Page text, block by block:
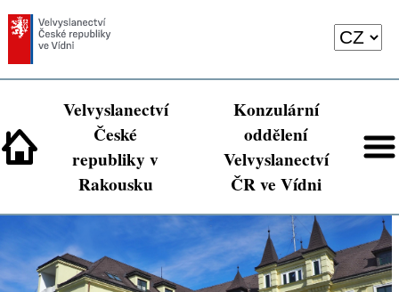
Velvyslanectví
České
republiky v
Rakousku
Konzulární
oddělení
Velvyslanectví
ČR ve Vídni